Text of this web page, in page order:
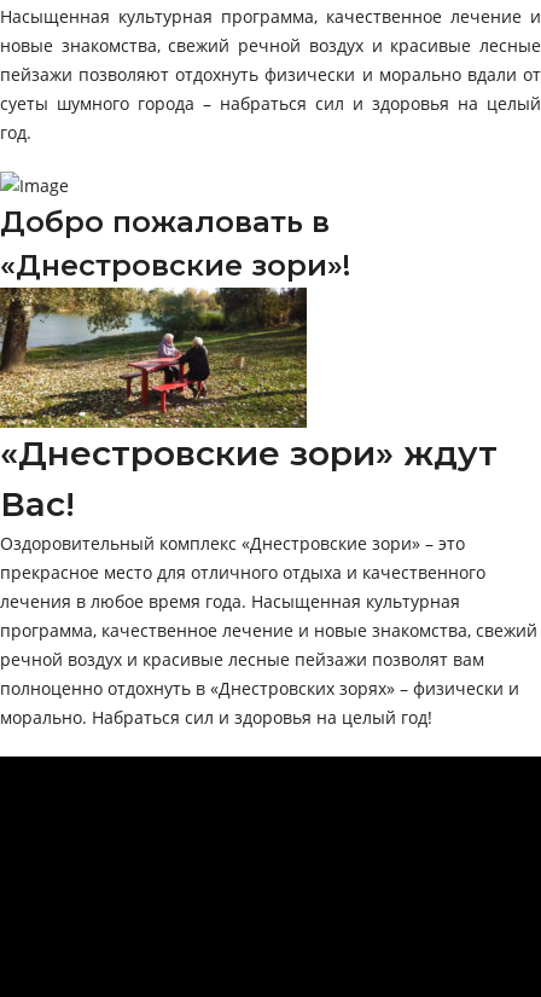
Насыщенная культурная программа, качественное лечение и
новые знакомства, свежий речной воздух и красивые лесные
пейзажи позволяют отдохнуть физически и морально вдали от
суеты шумного города – набраться сил и здоровья на целый
год.
Добро пожаловать в
«Днестровские зори»!
«Днестровские зори» ждут
Вас!
Оздоровительный комплекс «Днестровские зори» – это
прекрасное место для отличного отдыха и качественного
лечения в любое время года. Насыщенная культурная
программа, качественное лечение и новые знакомства, свежий
речной воздух и красивые лесные пейзажи позволят вам
полноценно отдохнуть в «Днестровских зорях» – физически и
морально. Набраться сил и здоровья на целый год!